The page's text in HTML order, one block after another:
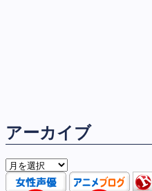
アーカイブ
ア
ー